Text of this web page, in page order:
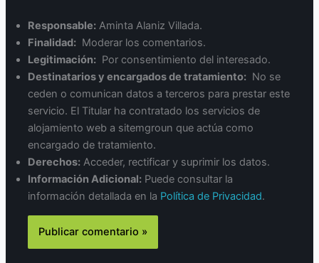
Responsable: Aminta Alaniz Villada.
Finalidad: Moderar los comentarios.
Legitimación: Por consentimiento del interesado.
Destinatarios y encargados de tratamiento: No se
ceden o comunican datos a terceros para prestar este
servicio. El Titular ha contratado los servicios de
alojamiento web a sitemgroun que actúa como
encargado de tratamiento.
Derechos: Acceder, rectificar y suprimir los datos.
Información Adicional: Puede consultar la
información detallada en la Política de Privacidad.